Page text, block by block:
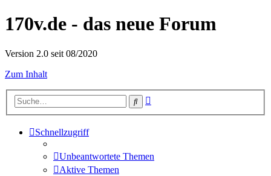
170v.de - das neue Forum
Version 2.0 seit 08/2020
Zum Inhalt
Suche
Schnellzugriff
Unbeantwortete Themen
Aktive Themen